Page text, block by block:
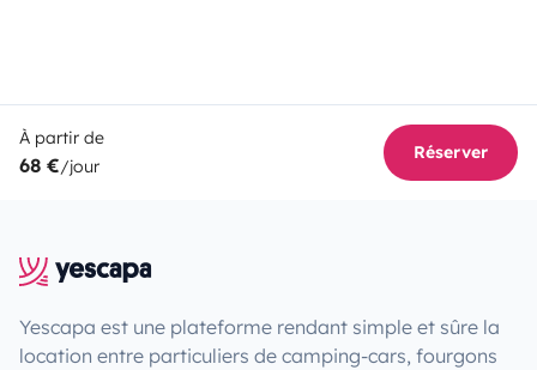
À partir de
68 €/jour
Réserver
Yescapa est une plateforme rendant simple et sûre la
location entre particuliers de camping-cars, fourgons